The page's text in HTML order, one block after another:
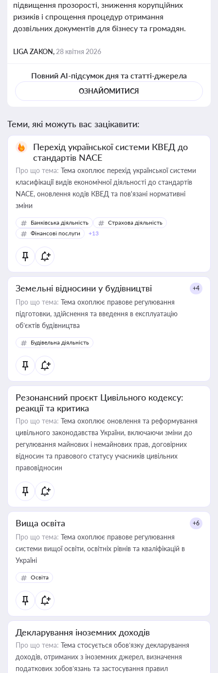
підвищення прозорості, зниження корупційних
ризиків і спрощення процедур отримання
дозвільних документів для бізнесу та громадян.
LIGA ZAKON, 28 квітня 2026
Повний AI-підсумок дня та статті-джерела
ОЗНАЙОМИТИСЯ
Теми, які можуть вас зацікавити:
Перехід української системи КВЕД до
стандартів NACE
Про що тема: Тема охоплює перехід української системи
класифікації видів економічної діяльності до стандартів
NACE, оновлення кодів КВЕД та пов'язані нормативні
зміни
Банківська діяльність
Страхова діяльність
Фінансові послуги
+13
Земельні відносини у будівництві +4
Про що тема: Тема охоплює правове регулювання
підготовки, здійснення та введення в експлуатацію
об’єктів будівництва
Будівельна діяльність
Резонансний проєкт Цивільного кодексу:
реакції та критика
Про що тема: Тема охоплює оновлення та реформування
цивільного законодавства України, включаючи зміни до
регулювання майнових і немайнових прав, договірних
відносин та правового статусу учасників цивільних
правовідносин
Вища освіта +6
Про що тема: Тема охоплює правове регулювання
системи вищої освіти, освітніх рівнів та кваліфікацій в
Україні
Освіта
Декларування іноземних доходів
Про що тема: Тема стосується обов’язку декларування
доходів, отриманих з іноземних джерел, визначення
податкових зобов’язань та застосування правил